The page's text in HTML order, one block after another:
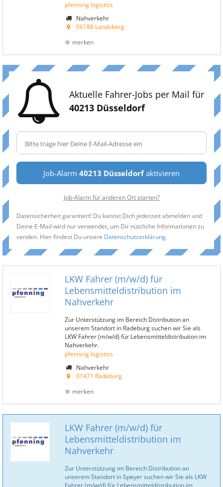
pfenning logistics
Nahverkehr
06188 Landsberg
merken
Aktuelle Fahrer-Jobs per Mail für
40213 Düsseldorf
Job-Alarm 40213 Düsseldorfaktivieren
Job-Alarm für anderen Ort starten?
Datensicherheit garantiert! Du kannst Dich jederzeit abmelden und
Deine E-Mail wird nur verwendet, um Dir nützliche Informationen zu
senden. Hier findest Du unsere Datenschutzerklärung.
LKW Fahrer (m/w/d) für
Lebensmitteldistribution im
Nahverkehr
Zur Unterstützung im Bereich Distribution an
unserem Standort in Radeburg suchen wir Sie als
LKW Fahrer (m/w/d) für Lebensmitteldistribution im
Nahverkehr.
pfenning logistics
Nahverkehr
01471 Radeburg
merken
LKW Fahrer (m/w/d) für
Lebensmitteldistribution im
Nahverkehr
Zur Unterstützung im Bereich Distribution an
unserem Standort in Speyer suchen wir Sie als LKW
Fahrer (m/w/d) für Lebensmitteldistribution im